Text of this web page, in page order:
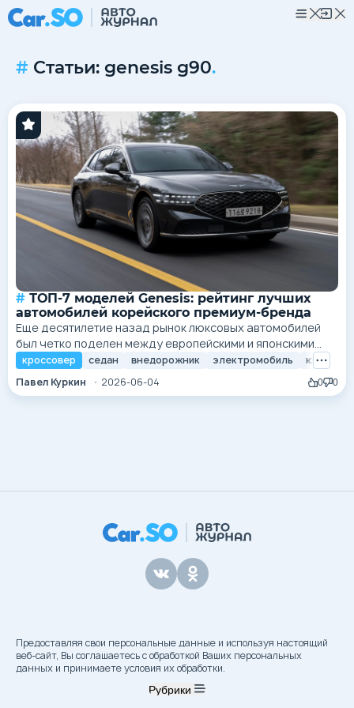
Рубрики
Статьи: genesis g90.
автомобилей корейского премиум-бренда
Еще десятилетие назад рынок люксовых автомобилей
был четко поделен между европейскими и японскими
гигантами. Однако появление бренда Genesis в корне
изменило расстановку сил. Южнокорейская марка,
зародившаяся как амбициозный проект компании
кроссовер седан внедорожник электромобиль
Павел Куркин
2026-06-04 0 0
Предоставляя свои персональные данные и используя настоящий
веб-сайт, Вы соглашаетесь с обработкой Ваших персональных
данных и принимаете условия их обработки.